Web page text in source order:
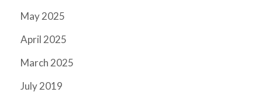
May 2025
April 2025
March 2025
July 2019